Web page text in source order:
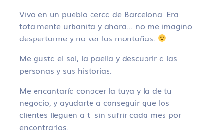
Vivo en un pueblo cerca de Barcelona. Era
totalmente urbanita y ahora… no me imagino
despertarme y no ver las montañas.
Me gusta el sol, la paella y descubrir a las
personas y sus historias.
Me encantaría conocer la tuya y la de tu
negocio, y ayudarte a conseguir que los
clientes lleguen a ti sin sufrir cada mes por
encontrarlos.